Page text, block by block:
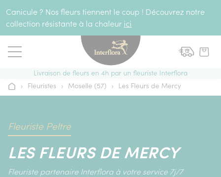
Canicule ? Nos fleurs tiennent le coup ! Découvrez notre
collection résistante à la chaleur ici
Livraison de fleurs en 4h par un fleuriste Interflora
Accueil
› Fleuristes › Moselle (57) › Les Fleurs de Mercy
Fleuriste Peltre
LES FLEURS DE MERCY
Fleuriste partenaire Interflora à votre service 7j/7